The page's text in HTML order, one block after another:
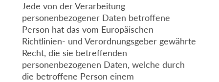
Jede von der Verarbeitung
personenbezogener Daten betroffene
Person hat das vom Europäischen
Richtlinien- und Verordnungsgeber gewährte
Recht, die sie betreffenden
personenbezogenen Daten, welche durch
die betroffene Person einem